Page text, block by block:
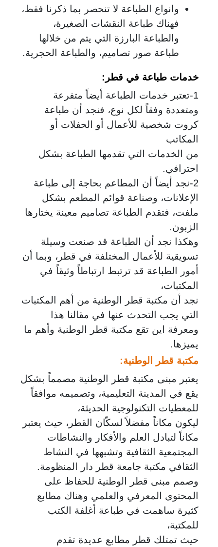
وانواع الطباعة لا تنحصر بما ذكرنا فقط،
فهناك طباعة النقشات الصغيرة،
والطباعة البارزة التي يتم من خلالها
طباعة صور تصاميم، والطباعة الحجرية.
خدمات طباعة في قطر:
1-تعتبر خدمات الطباعة أيضاً متفرعة
ومتعددة وفقاً لكل نوع، فنجد أن طباعة
كروت شخصية للأعمال أو الحفلات أو
المكاتب
من الخدمات التي تقدمها الطباعة بشكل
احترافي.
2-نجد أيضاً أن المطاعم بحاجة إلى طباعة
الإعلانات، وصناعة قوائم المطعم بشكل
ملفت، فتقدم الطباعة تصاميم معينة يختارها
الزبون.
وهكذا نجد أن الطباعة قد صنعت وسيلة
تسويقية للأعمال المختلفة في قطر، وبما أن
أمور الطباعة قد ترتبط ارتباطاً وثيقاً في
المكتبات،
نجد أن مكتبة قطر الوطنية من أهم المكتبات
التي يجب التحدث عنها في مقالنا هذا
ومعرفة اين تقع مكتبة قطر الوطنية وأهم ما
يميزها.
مكتبة قطر الوطنية:
يعتبر مبنى مكتبة قطر الوطنية مصمماً بشكل
يقع في المدينة التعليمية، وتصميمه موافقاً
للمعطيات التكنولوجية الحديثة،
ليكون مكاناً مفضلاً لسكّان القطر، حيث يعتبر
مكاناً لتبادل العلم والأفكار والنشاطات
المجتمعية الثقافية وتشبهها في النشاط
الثقافي مكتبة جامعة قطر دار المنظومة.
وصمم مبنى قطر الوطنية للحفاظ على
المحتوى المعرفي والعلمي وهناك مطابع
كثيرة ساهمت في طباعة أغلفة الكتب
للمكتبة،
حيث تمتلك قطر مطابع عديدة تقدم